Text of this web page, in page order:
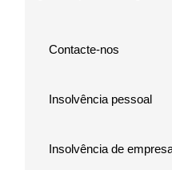
Contacte-nos
Insolvência pessoal
Insolvência de